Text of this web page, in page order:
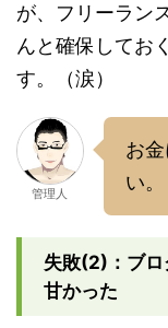
が、フリーラン
んと確保してお
す。（涙）
管理人
お
い。
失敗(2)：ブロ
甘かった